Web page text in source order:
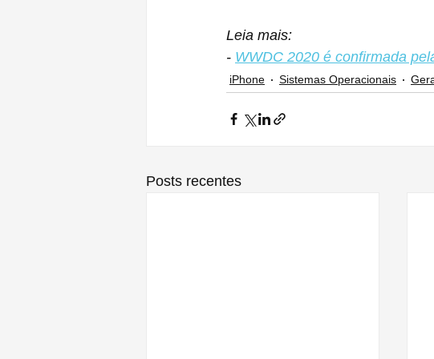
Leia mais:
- WWDC 2020 é confirmada
iPhone Sistemas Operacionais
Posts recentes